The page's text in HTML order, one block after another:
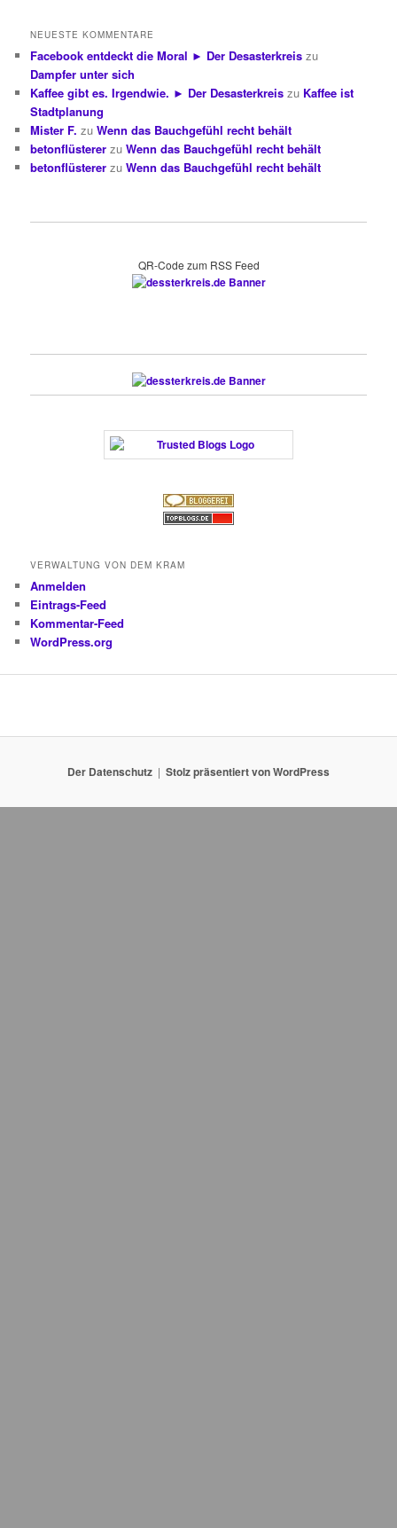
NEUESTE KOMMENTARE
Facebook entdeckt die Moral ► Der Desasterkreis zu
Dampfer unter sich
Kaffee gibt es. Irgendwie. ► Der Desasterkreis zu Kaffee ist
Stadtplanung
Mister F. zuWenn das Bauchgefühl recht behält
betonflüsterer zuWenn das Bauchgefühl recht behält
betonflüsterer zuWenn das Bauchgefühl recht behält
QR-Code zum RSS Feed
VERWALTUNG VON DEM KRAM
Anmelden
Eintrags-Feed
Kommentar-Feed
WordPress.org
Der Datenschutz Stolz präsentiert von WordPress